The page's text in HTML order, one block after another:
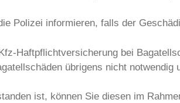
Polizei informieren, falls der
Haftpflichtversicherung bei
übrigens nicht
ist, können Sie diesen im